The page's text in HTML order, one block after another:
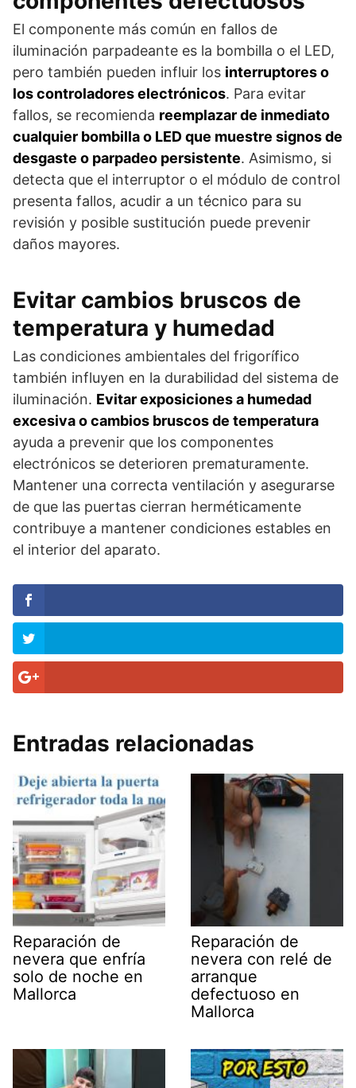
El componente más común en fallos de
iluminación parpadeante es la bombilla o el LED,
pero también pueden influir los interruptores o
los controladores electrónicos. Para evitar
fallos, se recomienda reemplazar de inmediato
cualquier bombilla o LED que muestre signos de
desgaste o parpadeo persistente. Asimismo, si
detecta que el interruptor o el módulo de control
presenta fallos, acudir a un técnico para su
revisión y posible sustitución puede prevenir
daños mayores.
Evitar cambios bruscos de
temperatura y humedad
Las condiciones ambientales del frigorífico
también influyen en la durabilidad del sistema de
iluminación. Evitar exposiciones a humedad
excesiva o cambios bruscos de temperatura
ayuda a prevenir que los componentes
electrónicos se deterioren prematuramente.
Mantener una correcta ventilación y asegurarse
de que las puertas cierran herméticamente
contribuye a mantener condiciones estables en
el interior del aparato.
Entradas relacionadas
Reparación de
nevera que enfría
solo de noche en
Mallorca
Reparación de
nevera con relé de
arranque
defectuoso en
Mallorca